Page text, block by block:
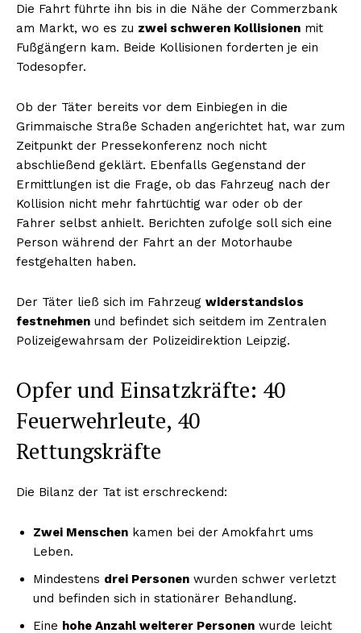
Die Fahrt führte ihn bis in die Nähe der Commerzbank
am Markt, wo es zu zwei schweren Kollisionen mit
Fußgängern kam. Beide Kollisionen forderten je ein
Todesopfer.
Ob der Täter bereits vor dem Einbiegen in die
Grimmaische Straße Schaden angerichtet hat, war zum
Zeitpunkt der Pressekonferenz noch nicht
abschließend geklärt. Ebenfalls Gegenstand der
Ermittlungen ist die Frage, ob das Fahrzeug nach der
Kollision nicht mehr fahrtüchtig war oder ob der
Fahrer selbst anhielt. Berichten zufolge soll sich eine
Person während der Fahrt an der Motorhaube
festgehalten haben.
Der Täter ließ sich im Fahrzeug widerstandslos
festnehmen und befindet sich seitdem im Zentralen
Polizeigewahrsam der Polizeidirektion Leipzig.
Opfer und Einsatzkräfte: 40
Feuerwehrleute, 40
Rettungskräfte
Die Bilanz der Tat ist erschreckend:
Zwei Menschen kamen bei der Amokfahrt ums
Leben.
Mindestens drei Personen wurden schwer verletzt
und befinden sich in stationärer Behandlung.
Eine hohe Anzahl weiterer Personen wurde leicht